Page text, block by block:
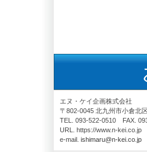
エヌ・ケイ企画株式会社
〒802-0045 北九州市小倉北
TEL. 093-522-0510 FAX.
URL. https://www.n-kei.co.jp
e-mail. ishimaru@n-kei.co.jp